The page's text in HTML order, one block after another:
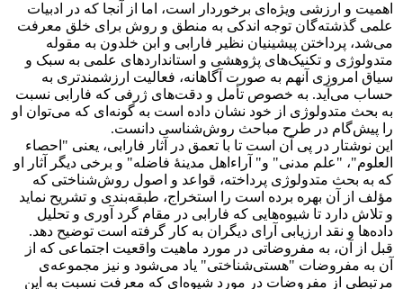
اهمیت و ارزشی ویژه‌ای برخوردار است، اما از آنجا که در ادبیات
علمی گذشته‌گان توجه اندکی به منطق و روش برای خلق معرفت
می‌شد، پرداختن پیشینیان نظیر فارابی و ابن خلدون به مقوله
متدولوژی و تکنیک‌های پژوهشی و استانداردهای علمی به سبک و
سیاق امروزی آنهم به صورت آگاهانه، فعالیت ارزشمندتری به
حساب می‌آید. به خصوص تأمل و دقت‌های ژرفی که فارابی نسبت
به بحث متدولوژی از خود نشان داده است به گونه‌ای که می‌توان او
را پیش‌گام در طرح مباحث روش‌شناسی دانست.
این نوشتار در پی آن است تا با تعمق در آثار فارابی، یعنی "احصاء
العلوم"، "علم مدنی" و" آراءاهل مدینۀ فاضله" و برخی دیگر آثار او
که به بحث متدولوژی پرداخته، قواعد و اصول روش‌شناختی که
مؤلف از آن بهره برده است را استخراج، طبقه‌بندی و تشریح نماید
و تلاش دارد تا شیوه‌هایی که فارابی در مقام گرد آوری و تحلیل
داده‌ها و نقد ارزیابی آرای دیگران به کار گرفته است توضیح دهد.
قبل از آن، به مفروضاتی در مورد ماهیت واقعیت اجتماعی که از
آن به مفروضات "هستی‌شناختی" یاد می‌شود و نیز مجموعه‌ی
مرتبطی از مفروضات در مورد شیوه‌ای که معرفت نسبت به این